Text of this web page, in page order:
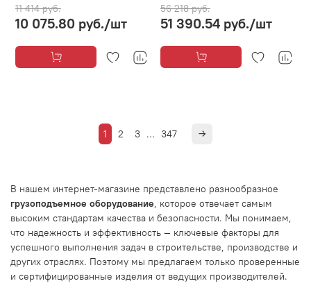
11 414 руб.
10 075.80 руб./шт
56 218 руб.
51 390.54 руб./шт
1 2 3 … 347
В нашем интернет-магазине представлено разнообразное
грузоподъемное оборудование , которое отвечает самым
высоким стандартам качества и безопасности. Мы понимаем,
что надежность и эффективность — ключевые факторы для
успешного выполнения задач в строительстве, производстве и
других отраслях. Поэтому мы предлагаем только проверенные
и сертифицированные изделия от ведущих производителей.